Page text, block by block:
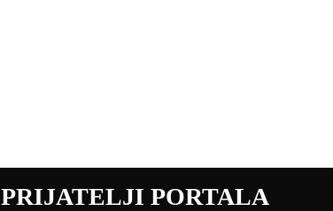
PRIJATELJI PORTALA